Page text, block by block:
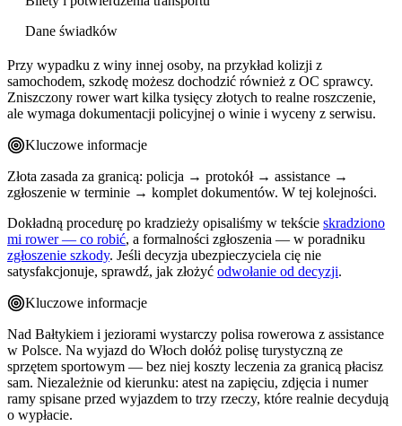
Dane świadków
Przy wypadku z winy innej osoby, na przykład kolizji z
samochodem, szkodę możesz dochodzić również z OC sprawcy.
Zniszczony rower wart kilka tysięcy złotych to realne roszczenie,
ale wymaga dokumentacji policyjnej o winie i wyceny z serwisu.
Kluczowe informacje
Złota zasada za granicą: policja → protokół → assistance →
zgłoszenie w terminie → komplet dokumentów. W tej kolejności.
Dokładną procedurę po kradzieży opisaliśmy w tekście skradziono
mi rower — co robić, a formalności zgłoszenia — w poradniku
zgłoszenie szkody. Jeśli decyzja ubezpieczyciela cię nie
satysfakcjonuje, sprawdź, jak złożyć odwołanie od decyzji.
Kluczowe informacje
Nad Bałtykiem i jeziorami wystarczy polisa rowerowa z assistance
w Polsce. Na wyjazd do Włoch dołóż polisę turystyczną ze
sprzętem sportowym — bez niej koszty leczenia za granicą płacisz
sam. Niezależnie od kierunku: atest na zapięciu, zdjęcia i numer
ramy spisane przed wyjazdem to trzy rzeczy, które realnie decydują
o wypłacie.